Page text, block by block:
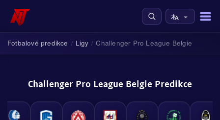
Fotbalové predikce / Ligy / Challenger Pro League Belgie
Challenger Pro League Belgie Predikce